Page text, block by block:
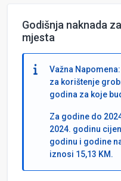
Godišnja naknada
mjesta
Važna
za korištenje
godina za koje
Za godine do
2024. godinu
godinu i godine
iznosi 15,13 KM.